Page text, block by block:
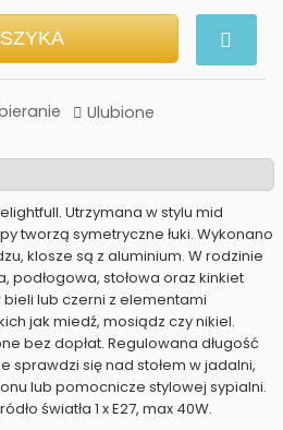
Ulubione
Utrzymana w stylu mid
tworzą symetryczne łuki. Wykonano
klosze są z aluminium. W rodzinie
podłogowa, stołowa oraz kinkiet
lub czerni z elementami
jak miedź, mosiądz czy nikiel.
bez dopłat. Regulowana długość
sprawdzi się nad stołem w jadalni,
lub pomocnicze stylowej sypialni.
światła 1 x E27, max 40W.